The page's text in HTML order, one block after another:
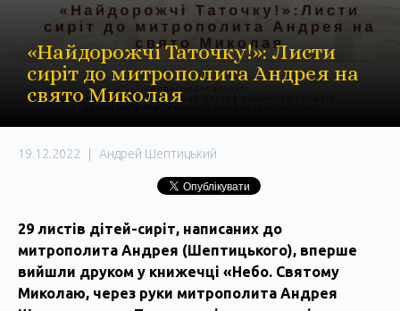
«Найдорожчі Таточку!»: Листи
сиріт до митрополита Андрея на
свято Миколая
19.12.2022 Андрей Шептицький
29 листів дітей-сиріт, написаних до
митрополита Андрея (Шептицького), вперше
вийшли друком у книжечці «Небо. Святому
Миколаю, через руки митрополита Андрея